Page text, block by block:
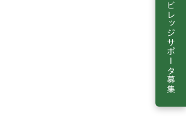
ビレッジサポータ募集